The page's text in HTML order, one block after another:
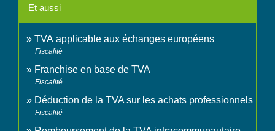
Et aussi
TVA applicable aux échanges européens
Fiscalité
Franchise en base de TVA
Fiscalité
Déduction de la TVA sur les achats professionnels
Fiscalité